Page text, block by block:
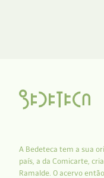
A Bedeteca tem a sua
país, a da Comicarte,
Ramalde. O acervo